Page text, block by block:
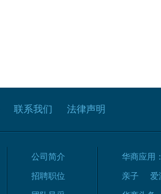
联系我们 法律声明
公司简介
招聘职位
华商应用：
亲子
爱